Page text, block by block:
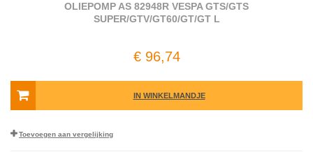
OLIEPOMP AS 82948R VESPA GTS/GTS
SUPER/GTV/GT60/GT/GT L
€ 96,74
IN WINKELMANDJE
Toevoegen aan vergelijking